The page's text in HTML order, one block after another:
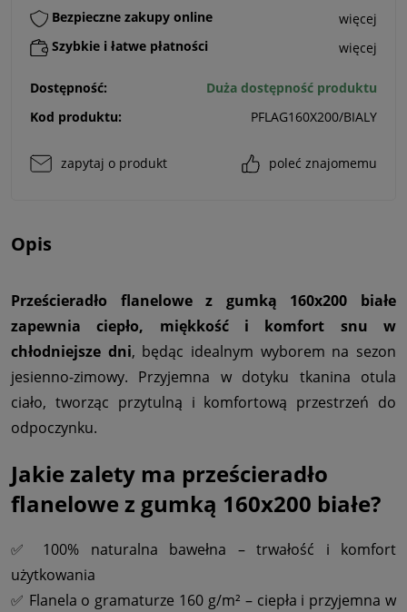
Bezpieczne zakupy online
więcej
Szybkie i łatwe płatności
więcej
Dostępność:
Duża dostępność produktu
Kod produktu:
PFLAG160X200/BIALY
zapytaj o produkt poleć znajomemu
Opis
Prześcieradło flanelowe z gumką 160x200 białe
zapewnia ciepło, miękkość i komfort snu w
chłodniejsze dni, będąc idealnym wyborem na sezon
jesienno-zimowy. Przyjemna w dotyku tkanina otula
ciało, tworząc przytulną i komfortową przestrzeń do
odpoczynku.
Jakie zalety ma prześcieradło
flanelowe z gumką 160x200 białe?
✅ 100% naturalna bawełna – trwałość i komfort
użytkowania
✅ Flanela o gramaturze 160 g/m² – ciepła i przyjemna w